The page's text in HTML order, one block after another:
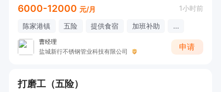
6000-12000 元/月 1小时前
陈家港镇 五险 提供食宿 加班补助 ...
曹经理
盐城新行不锈钢管业科技有限公司
申请
打磨工（五险）